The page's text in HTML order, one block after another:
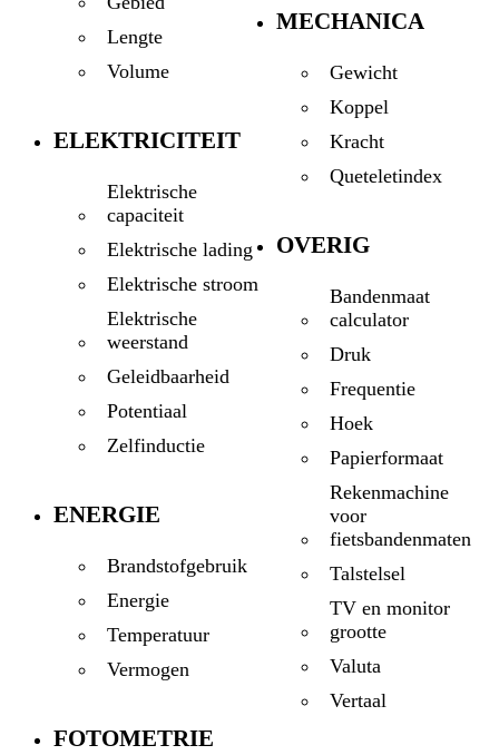
Lengte
Volume
ELEKTRICITEIT
Elektrische
capaciteit
Elektrische lading
Elektrische stroom
Elektrische
weerstand
Geleidbaarheid
Potentiaal
Zelfinductie
ENERGIE
Brandstofgebruik
Energie
Temperatuur
Vermogen
FOTOMETRIE
MECHANICA
Gewicht
Koppel
Kracht
Queteletindex
OVERIG
Bandenmaat
calculator
Druk
Frequentie
Hoek
Papierformaat
Rekenmachine
voor
fietsbandenmaten
Talstelsel
TV en monitor
grootte
Valuta
Vertaal